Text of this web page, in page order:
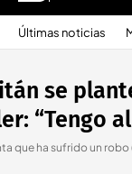
Últimas noticias
se
“Tengo
que ha sufrido un